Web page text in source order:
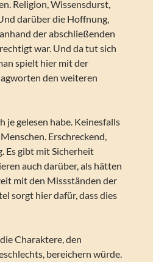
Religion, Wissensdurst,
darüber die Hoffnung,
der abschließenden
war. Und da tut sich
spielt hier mit der
den weiteren
je gelesen habe. Keinesfalls
Erschreckend,
Es gibt mit Sicherheit
auch darüber, als hätten
mit den Missständen der
sorgt hier dafür, dass dies
Charaktere, den
bereichern würde.